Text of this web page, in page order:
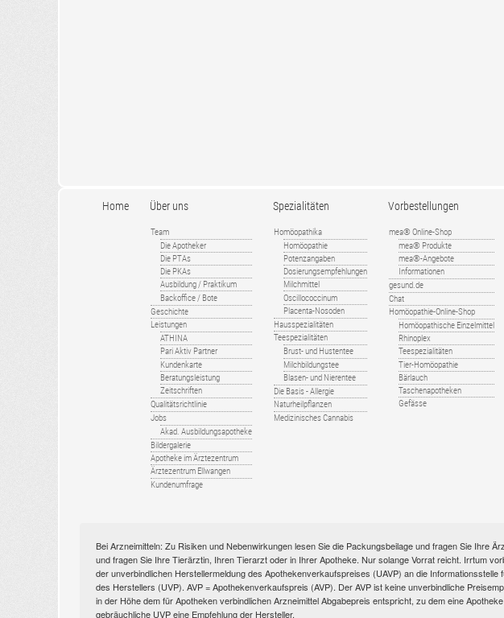
Home Über uns
Team
Die Apotheker
Die PTAs
Die PKAs
Ausbildung / Praktikum
Backoffice / Bote
Geschichte
Leistungen
ATHINA
Pari Aktiv Partner
Kundenkarte
Beratungsleistung
Zeitschriften
Qualitätsrichtlinie
Jobs
Akad. Ausbildungsapotheke
Bildergalerie
Apotheke im Ärztezentrum
Ärztezentrum Ellwangen
Kundenumfrage
Spezialitäten
Homöopathika
Homöopathie
Potenzangaben
Dosierungsempfehlungen
Milchmittel
Oscillococcinum
Placenta-Nosoden
Hausspezialitäten
Teespezialitäten
Brust- und Hustentee
Milchbildungstee
Blasen- und Nierentee
Die Basis - Allergie
Naturheilpflanzen
Medizinisches Cannabis
Vorbestellungen
mea® Online-Shop
mea® Produkte
mea®-Angebote
Informationen
gesund.de
Chat
Homöopathie-Online-Shop
Homöopathische Einzelmittel
Rhinoplex
Teespezialitäten
Tier-Homöopathie
Bärlauch
Taschenapotheken
Gefässe
Bei Arzneimitteln: Zu Risiken und Nebenwirkungen lesen Sie die Packungsbeilage und fragen Sie Ihre
und fragen Sie Ihre Tierärztin, Ihren Tierarzt oder in Ihrer Apotheke. Nur solange Vorrat reicht. Irrtum
der unverbindlichen Herstellermeldung des Apothekenverkaufspreises (UAVP) an die
des Herstellers (UVP). AVP = Apothekenverkaufspreis (AVP). Der AVP ist keine unverbindliche
in der Höhe dem für Apotheken verbindlichen Arzneimittel Abgabepreis entspricht, zu dem eine
gebräuchliche UVP eine Empfehlung der Hersteller.